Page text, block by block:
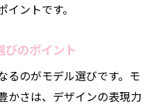
ントです。
のポイント
るのがモデル選びです。モ
かさは、デザインの表現力